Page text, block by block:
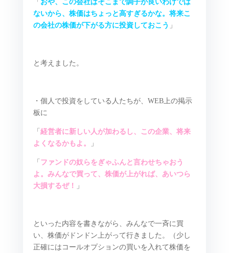
「 おや、この会社はそこまで調子が良いわけでは
ないから、株価はちょっと高すぎるかな。将来こ
の会社の株価が下がる方に投資しておこう 」
と考えました。
・個人で投資をしている人たちが、WEB上の掲示
板に
「 経営者に新しい人が加わるし、この企業、将来
よくなるかもよ。
」
「 ファンドの奴らをぎゃふんと言わせちゃおう
よ。みんなで買って、株価が上がれば、あいつら
大損するぜ！
」
といった内容を書きながら、みんなで一斉に買
い、株価がドンドン上がって行きました。（少し
正確にはコールオプションの買いを入れて株価を